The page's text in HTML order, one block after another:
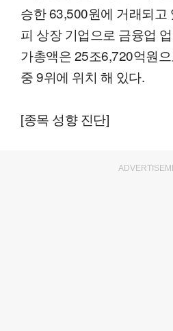
승한 63,500원에 거래되고
피 상장 기업으로 금융업
가총액은 25조6,720억원
중 9위에 위치 해 있다.
[종목 성향 진단]